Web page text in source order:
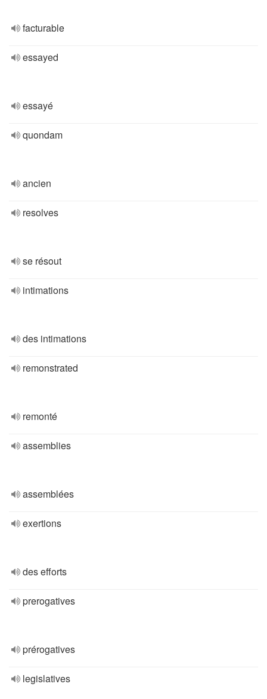
facturable
essayed
essayé
quondam
ancien
resolves
se résout
intimations
des intimations
remonstrated
remonté
assemblies
assemblées
exertions
des efforts
prerogatives
prérogatives
legislatives